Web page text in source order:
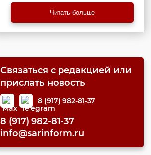
Читать больше
Связаться с редакцией или
прислать новость
8 (917) 982-81-37
8 (917) 982-81-37
info@sarinform.ru